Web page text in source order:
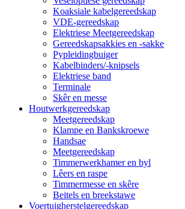
Koaksiale kabelgereedskap
VDE-gereedskap
Elektriese Meetgereedskap
Gereedskapsakkies en -sakke
Pypleidingbuiger
Kabelbinders/-knipsels
Elektriese band
Terminale
Skêr en messe
Houtwerkgereedskap
Meetgereedskap
Klampe en Bankskroewe
Handsae
Meetgereedskap
Timmerwerkhamer en byl
Lêers en raspe
Timmermesse en skêre
Beitels en breekstawe
Voertuigherstelgereedskap